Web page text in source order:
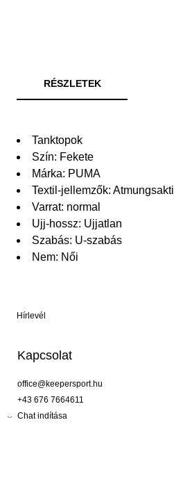
RÉSZLETEK
Tanktopok
Szín: Fekete
Márka: PUMA
Textil-jellemzők:
Varrat: normal
Ujj-hossz: Ujjatlan
Szabás: U-szabás
Nem: Női
Hírlevél
Kapcsolat
office@keepersport.hu
+43 676 7664611
Chat indítása